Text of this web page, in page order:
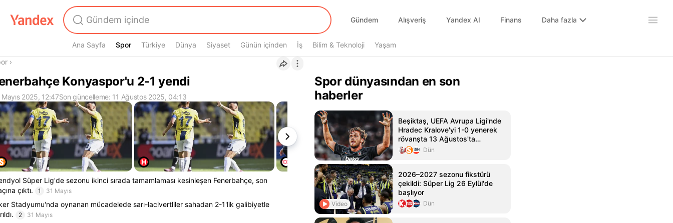
Gündem Alışveriş Yandex AI Finans Daha fazla
Ana Sayfa Spor
Spor Türkiye Dünya Siyaset Günün içinden İş Bilim & Teknoloji Yaşam
›
Konyaspor'u 2-1 yendi
2025, 12:47Son güncelleme: 11 Ağustos 2025, 04:13
Süper Lig'de sezonu ikinci sırada tamamlaması kesinleşen Fenerbahçe, son
çıktı.
1 31 Mayıs
Stadyumu'nda oynanan mücadelede sarı-lacivertliler sahadan 2-1'lik galibiyetle
2 31 Mayıs
Spor dünyasından en son
haberler
Beşiktaş, UEFA Avrupa Ligi'nde
Hradec Kralove'yi 1-0 yenerek
rövanşta 13 Ağustos'ta
karşılaşacak
Dün
Video
2026–2027 sezonu fikstürü
çekildi: Süper Lig 26 Eylül'de
başlıyor
Dün